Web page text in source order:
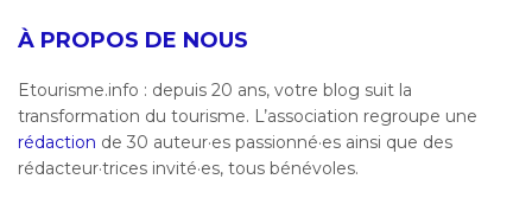
À PROPOS DE NOUS
Etourisme.info : depuis 20 ans, votre blog suit la
transformation du tourisme. L’association regroupe une
rédaction de 30 auteur·es passionné·es ainsi que des
rédacteur·trices invité·es, tous bénévoles.